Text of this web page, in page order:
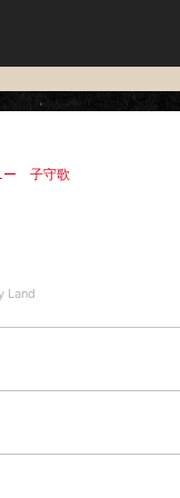
ー 子守歌
Land